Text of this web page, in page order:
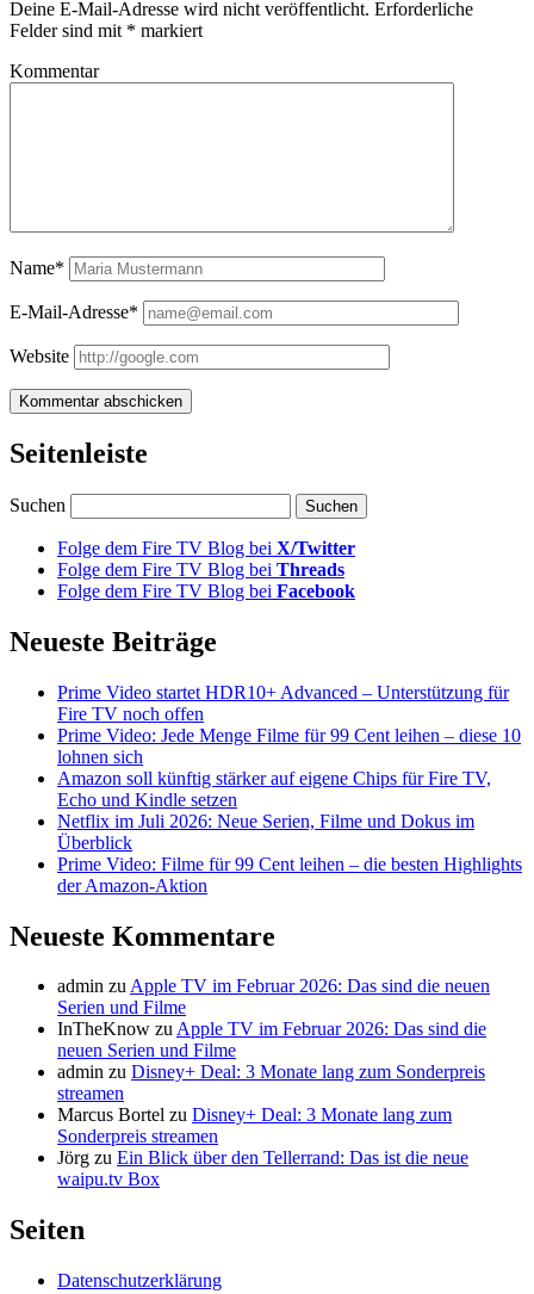
Deine E-Mail-Adresse wird nicht veröffentlicht. Erforderliche
Felder sind mit * markiert
Kommentar
Name*
E-Mail-Adresse*
Website
Seitenleiste
Suchen
Folge dem Fire TV Blog bei X/Twitter
Folge dem Fire TV Blog bei Threads
Folge dem Fire TV Blog bei Facebook
Neueste Beiträge
Prime Video startet HDR10+ Advanced – Unterstützung für
Fire TV noch offen
Prime Video: Jede Menge Filme für 99 Cent leihen – diese 10
lohnen sich
Amazon soll künftig stärker auf eigene Chips für Fire TV,
Echo und Kindle setzen
Netflix im Juli 2026: Neue Serien, Filme und Dokus im
Überblick
Prime Video: Filme für 99 Cent leihen – die besten Highlights
der Amazon-Aktion
Neueste Kommentare
admin zuApple TV im Februar 2026: Das sind die neuen
Serien und Filme
InTheKnow zuApple TV im Februar 2026: Das sind die
neuen Serien und Filme
admin zu Disney+ Deal: 3 Monate lang zum Sonderpreis
streamen
Marcus Bortel zu Disney+ Deal: 3 Monate lang zum
Sonderpreis streamen
Jörg zu Ein Blick über den Tellerrand: Das ist die neue
waipu.tv Box
Seiten
Datenschutzerklärung